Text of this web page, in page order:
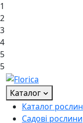
1
2
3
4
5
5
Каталог
Каталог рослин
Садові рослини